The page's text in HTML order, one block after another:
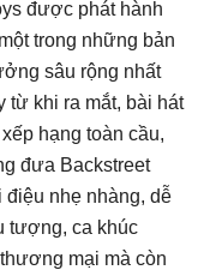
được phát hành
trong những bản
sâu rộng nhất
từ khi ra mắt, bài hát
hạng toàn cầu,
đưa Backstreet
nhẹ nhàng, dễ
tượng, ca khúc
mại mà còn